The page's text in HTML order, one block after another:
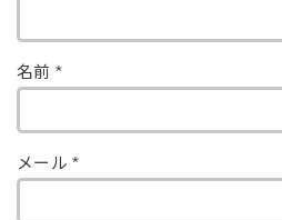
名前 *
メール*